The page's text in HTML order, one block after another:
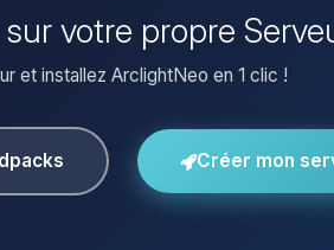
votre propre
et installez ArclightNeo en 1 clic !
Créer mon